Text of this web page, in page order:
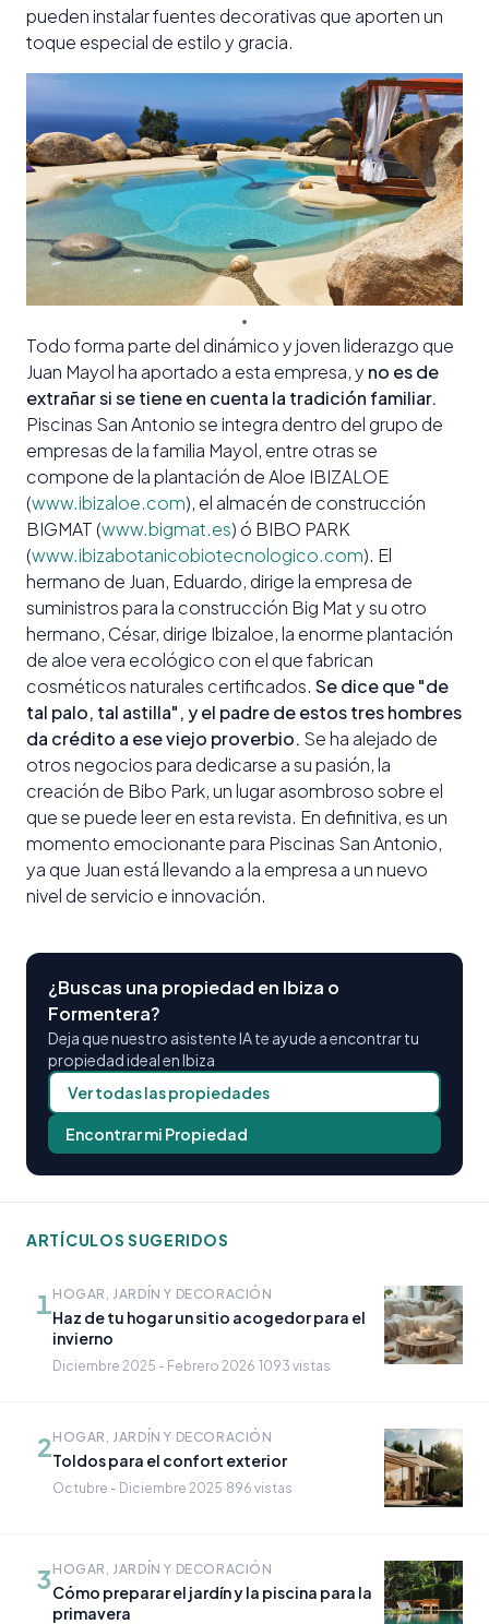
pueden instalar fuentes decorativas que aporten un
toque especial de estilo y gracia.
Todo forma parte del dinámico y joven liderazgo que
Juan Mayol ha aportado a esta empresa, y no es de
extrañar si se tiene en cuenta la tradición familiar.
Piscinas San Antonio se integra dentro del grupo de
empresas de la familia Mayol, entre otras se
compone de la plantación de Aloe IBIZALOE
(www.ibizaloe.com), el almacén de construcción
BIGMAT (www.bigmat.es) ó BIBO PARK
(www.ibizabotanicobiotecnologico.com). El
hermano de Juan, Eduardo, dirige la empresa de
suministros para la construcción Big Mat y su otro
hermano, César, dirige Ibizaloe, la enorme plantación
de aloe vera ecológico con el que fabrican
cosméticos naturales certificados. Se dice que "de
tal palo, tal astilla", y el padre de estos tres hombres
da crédito a ese viejo proverbio. Se ha alejado de
otros negocios para dedicarse a su pasión, la
creación de Bibo Park, un lugar asombroso sobre el
que se puede leer en esta revista. En definitiva, es un
momento emocionante para Piscinas San Antonio,
ya que Juan está llevando a la empresa a un nuevo
nivel de servicio e innovación.
¿Buscas una propiedad en Ibiza o
Formentera?
Deja que nuestro asistente IA te ayude a encontrar tu
propiedad ideal en Ibiza
Ver todas las propiedades
Encontrar mi Propiedad
ARTÍCULOS SUGERIDOS
1HOGAR, JARDÍN Y DECORACIÓN
Haz de tu hogar un sitio acogedor para el
invierno
Diciembre 2025 - Febrero 2026·1093 vistas
2HOGAR, JARDÍN Y DECORACIÓN
Toldos para el confort exterior
Octubre - Diciembre 2025·896 vistas
3HOGAR, JARDÍN Y DECORACIÓN
Cómo preparar el jardín y la piscina para la
primavera